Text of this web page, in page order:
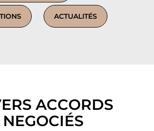
ACTUALITÉS
ACCORDS
NEGOCIÉS